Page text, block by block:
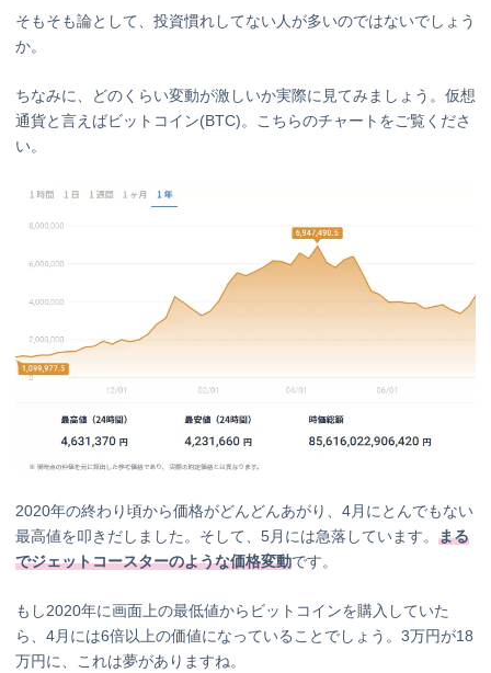
そもそも論として、投資慣れしてない人が多いのではないでしょう
か。
ちなみに、どのくらい変動が激しいか実際に見てみましょう。仮想
通貨と言えばビットコイン(BTC)。こちらのチャートをご覧くださ
い。
2020年の終わり頃から価格がどんどんあがり、4月にとんでもない
最高値を叩きだしました。そして、5月には急落しています。 まる
でジェットコースターのような価格変動です。
もし2020年に画面上の最低値からビットコインを購入していた
ら、4月には6倍以上の価値になっていることでしょう。3万円が18
万円に、これは夢がありますね。